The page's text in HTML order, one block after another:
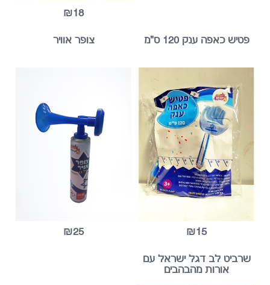
₪18
כאפה ענק 120 ס"מ צופר אוויר